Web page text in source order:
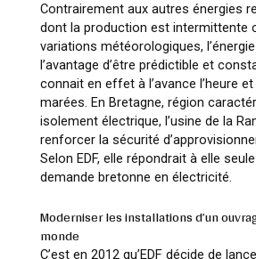
Contrairement aux autres énergies
dont la production est intermittente
variations météorologiques,
l’avantage d’être prédictible et
connait en effet à l’avance l’heure
marées. En Bretagne, région
isolement électrique, l’usine de la
renforcer la sécurité
Selon EDF, elle répondrait à elle
demande bretonne en électricité.
Moderniser les installations d’un
monde
C’est en 2012 qu’EDF décide de